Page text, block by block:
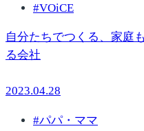
#VOiCE
自分たちでつくる、家庭
る会社
2023.04.28
#パパ・ママ